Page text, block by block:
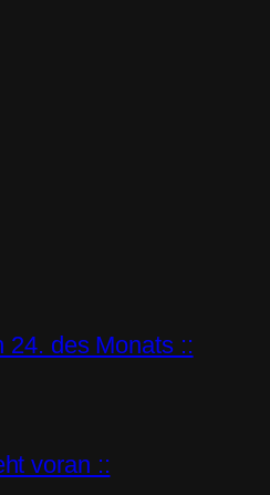
24. des Monats ::
voran ::